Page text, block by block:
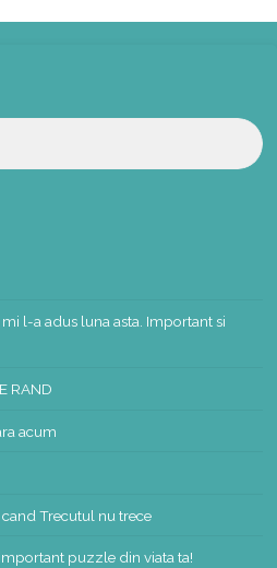
l-a adus luna asta. Important si
RAND
acum
Trecutul nu trece
puzzle din viata ta!